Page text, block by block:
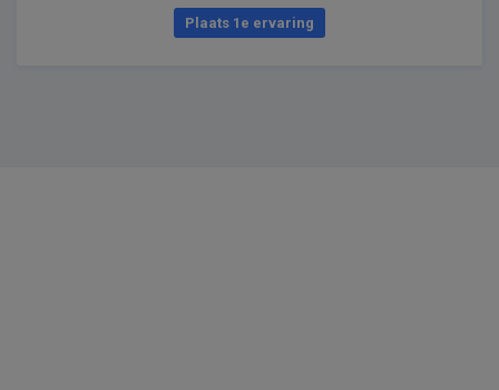
Plaats 1e ervaring